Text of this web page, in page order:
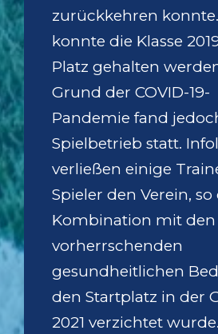
zurückkehren
konnte die Klasse
Platz gehalten
Grund der COVID-19-
Pandemie fand
Spielbetrieb statt.
verließen einige
Spieler den Verein, so
Kombination mit den
vorherrschenden
gesundheitlichen
den Startplatz in der
2021 verzichtet